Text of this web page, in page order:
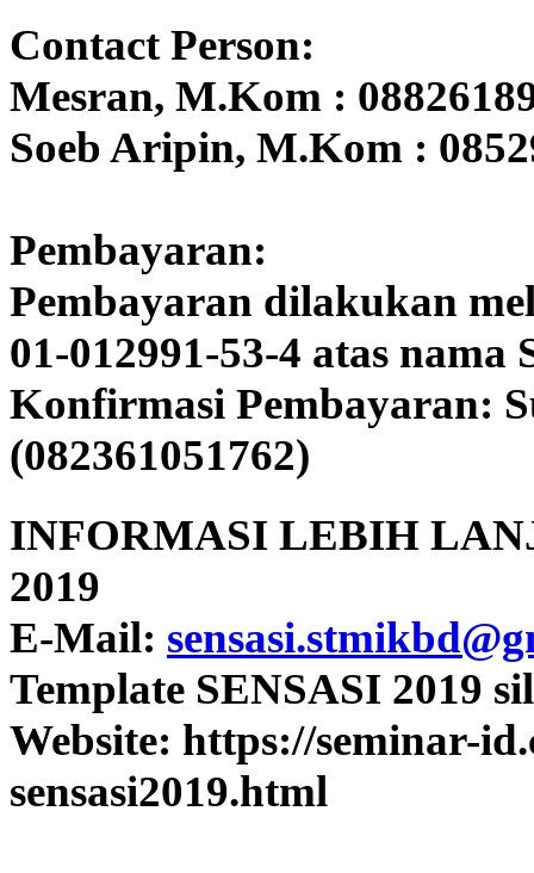
Contact Person:
Mesran, M.Kom :
Soeb Aripin, M.Kom :
Pembayaran:
Pembayaran dilakukan
01-012991-53-4 atas
Konfirmasi Pembayaran:
(082361051762)
INFORMASI LEBIH
2019
E-Mail:
Template SENSASI 2019
Website: https://seminar-
sensasi2019.html